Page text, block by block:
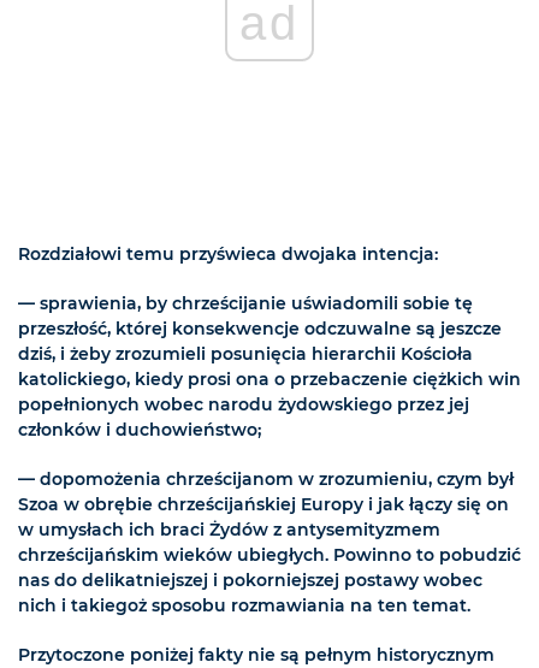
ad
Rozdziałowi temu przyświeca dwojaka intencja:
— sprawienia, by chrześcijanie uświadomili sobie tę
przeszłość, której konsekwencje odczuwalne są jeszcze
dziś, i żeby zrozumieli posunięcia hierarchii Kościoła
katolickiego, kiedy prosi ona o przebaczenie ciężkich win
popełnionych wobec narodu żydowskiego przez jej
członków i duchowieństwo;
— dopomożenia chrześcijanom w zrozumieniu, czym był
Szoa w obrębie chrześcijańskiej Europy i jak łączy się on
w umysłach ich braci Żydów z antysemityzmem
chrześcijańskim wieków ubiegłych. Powinno to pobudzić
nas do delikatniejszej i pokorniejszej postawy wobec
nich i takiegoż sposobu rozmawiania na ten temat.
Przytoczone poniżej fakty nie są pełnym historycznym